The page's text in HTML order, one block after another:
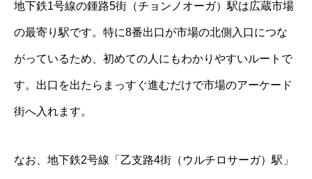
地下鉄1号線の鍾路5街（チョンノオーガ）駅は広蔵市場
の最寄り駅です。特に8番出口が市場の北側入口につな
がっているため、初めての人にもわかりやすいルートで
す。出口を出たらまっすぐ進むだけで市場のアーケード
街へ入れます。
なお、地下鉄2号線「乙支路4街（ウルチロサーガ）駅」